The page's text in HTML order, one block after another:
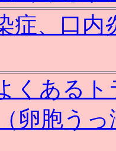
症、口内
くある
卵胞うっ